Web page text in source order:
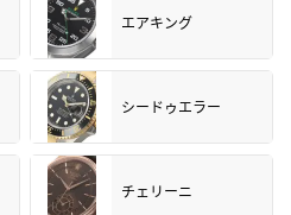
エアキング
シードゥエラー
チェリーニ